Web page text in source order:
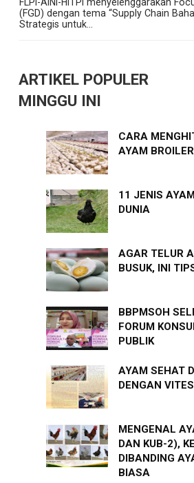
(FGD) dengan tema “Supply Chain
Strategis untuk...
ARTIKEL POPULER
MINGGU INI
CARA
AYAM BROILER
11 JENIS
DUNIA
AGAR TELUR
BUSUK, INI
BBPMSOH
FORUM
PUBLIK
AYAM SEHAT
DENGAN
MENGENAL
DAN KUB-2),
DIBANDING
BIASA